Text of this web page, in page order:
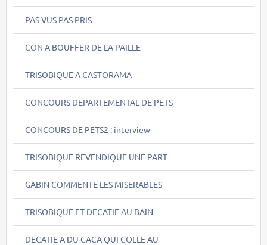
PAS VUS PAS PRIS
CON A BOUFFER DE LA PAILLE
TRISOBIQUE A CASTORAMA
CONCOURS DEPARTEMENTAL DE PETS
CONCOURS DE PETS2 : interview
TRISOBIQUE REVENDIQUE UNE PART
GABIN COMMENTE LES MISERABLES
TRISOBIQUE ET DECATIE AU BAIN
DECATIE A DU CACA QUI COLLE AU